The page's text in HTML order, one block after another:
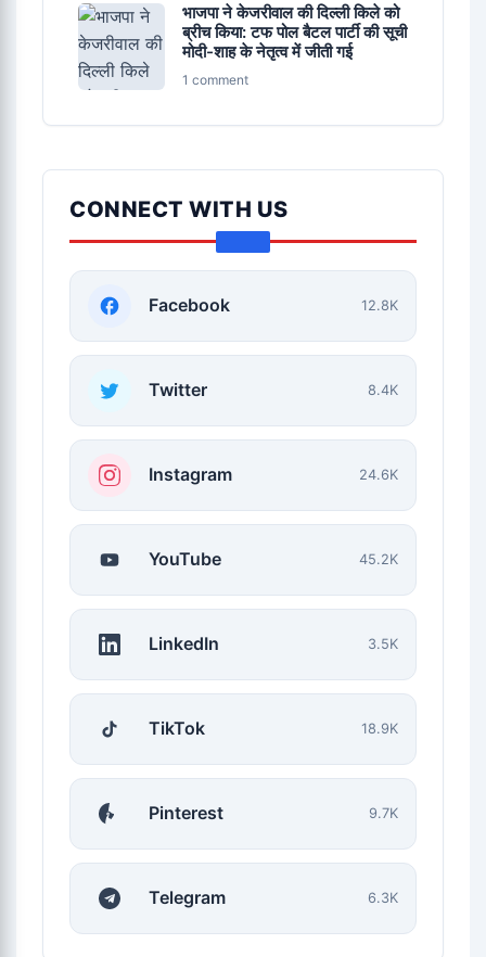
भाजपा ने केजरीवाल की दिल्ली किले को
ब्रीच किया: टफ पोल बैटल पार्टी की सूची
मोदी-शाह के नेतृत्व में जीती गई
1 comment
CONNECT WITH US
Facebook 12.8K
Twitter 8.4K
Instagram 24.6K
YouTube 45.2K
LinkedIn 3.5K
TikTok 18.9K
Pinterest 9.7K
Telegram 6.3K